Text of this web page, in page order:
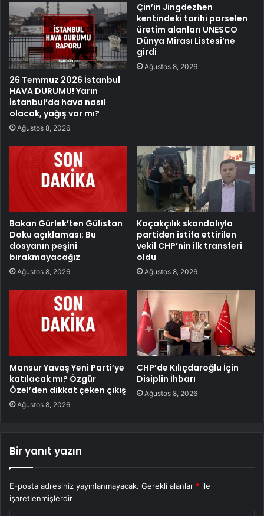
26 Temmuz 2026 İstanbul
HAVA DURUMU! Yarın
İstanbul’da hava nasıl
olacak, yağış var mı?
Ağustos 8, 2026
Çin’in Jingdezhen
kentindeki tarihi porselen
üretim alanları UNESCO
Dünya Mirası Listesi’ne
girdi
Ağustos 8, 2026
Bakan Gürlek’ten Gülistan
Doku açıklaması: Bu
dosyanın peşini
bırakmayacağız
Ağustos 8, 2026
Kaçakçılık skandalıyla
partiden istifa ettirilen
vekil CHP’nin ilk transferi
oldu
Ağustos 8, 2026
Mansur Yavaş Yeni Parti’ye
katılacak mı? Özgür
Özel’den dikkat çeken çıkış
Ağustos 8, 2026
CHP’de Kılıçdaroğlu İçin
Disiplin İhbarı
Ağustos 8, 2026
Bir yanıt yazın
E-posta adresiniz yayınlanmayacak. Gerekli alanlar * ile
işaretlenmişlerdir